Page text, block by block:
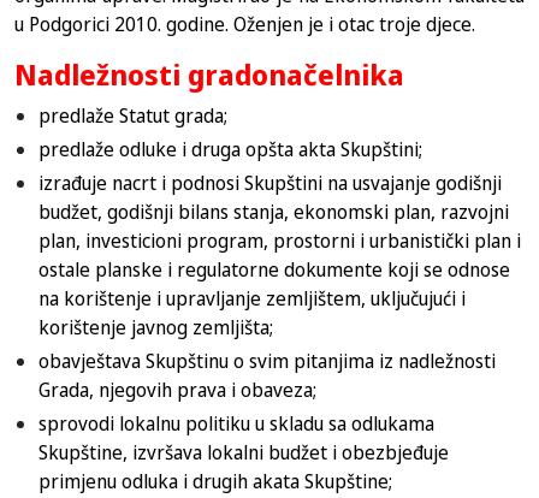
u Podgorici 2010. godine. Oženjen je i otac troje djece.
Nadležnosti gradonačelnika
predlaže Statut grada;
predlaže odluke i druga opšta akta Skupštini;
izrađuje nacrt i podnosi Skupštini na usvajanje godišnji
budžet, godišnji bilans stanja, ekonomski plan, razvojni
plan, investicioni program, prostorni i urbanistički plan i
ostale planske i regulatorne dokumente koji se odnose
na korištenje i upravljanje zemljištem, uključujući i
korištenje javnog zemljišta;
obavještava Skupštinu o svim pitanjima iz nadležnosti
Grada, njegovih prava i obaveza;
sprovodi lokalnu politiku u skladu sa odlukama
Skupštine, izvršava lokalni budžet i obezbjeđuje
primjenu odluka i drugih akata Skupštine;